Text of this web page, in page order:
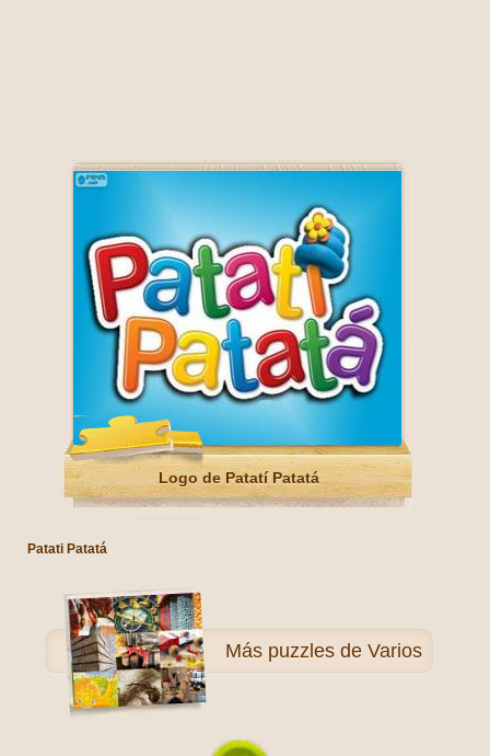
Logo de Patatí Patatá
Patati Patatá
Más puzzles de Varios